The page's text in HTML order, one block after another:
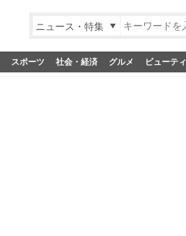
ニュース・特集
スポーツ 社会・経済 グルメ ビューティ